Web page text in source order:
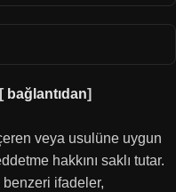
[ bağlantıdan]
veya usulüne uygun
hakkını saklı tutar.
benzeri ifadeler,